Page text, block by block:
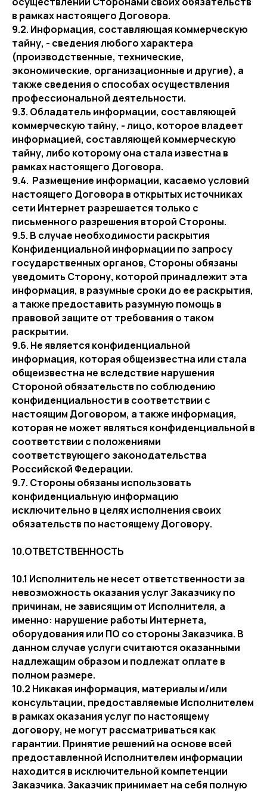
в рамках настоящего Договора.
9.2. Информация, составляющая коммерческую
тайну, - сведения любого характера
(производственные, технические,
экономические, организационные и другие), а
также сведения о способах осуществления
профессиональной деятельности.
9.3. Обладатель информации, составляющей
коммерческую тайну, - лицо, которое владеет
информацией, составляющей коммерческую
тайну, либо которому она стала известна в
рамках настоящего Договора.
9.4. Размещение информации, касаемо условий
настоящего Договора в открытых источниках
сети Интернет разрешается только с
письменного разрешения второй Стороны.
9.5. В случае необходимости раскрытия
Конфиденциальной информации по запросу
государственных органов, Стороны обязаны
уведомить Сторону, которой принадлежит эта
информация, в разумные сроки до ее раскрытия,
а также предоставить разумную помощь в
правовой защите от требования о таком
раскрытии.
9.6. Не является конфиденциальной
информация, которая общеизвестна или стала
общеизвестна не вследствие нарушения
Стороной обязательств по соблюдению
конфиденциальности в соответствии с
настоящим Договором, а также информация,
которая не может являться конфиденциальной в
соответствии с положениями
соответствующего законодательства
Российской Федерации.
9.7. Стороны обязаны использовать
конфиденциальную информацию
исключительно в целях исполнения своих
обязательств по настоящему Договору.
10.ОТВЕТСТВЕННОСТЬ
10.1 Исполнитель не несет ответственности за
невозможность оказания услуг Заказчику по
причинам, не зависящим от Исполнителя, а
именно: нарушение работы Интернета,
оборудования или ПО со стороны Заказчика. В
данном случае услуги считаются оказанными
надлежащим образом и подлежат оплате в
полном размере.
10.2 Никакая информация, материалы и/или
консультации, предоставляемые Исполнителем
в рамках оказания услуг по настоящему
договору, не могут рассматриваться как
гарантии. Принятие решений на основе всей
предоставленной Исполнителем информации
находится в исключительной компетенции
Заказчика. Заказчик принимает на себя полную